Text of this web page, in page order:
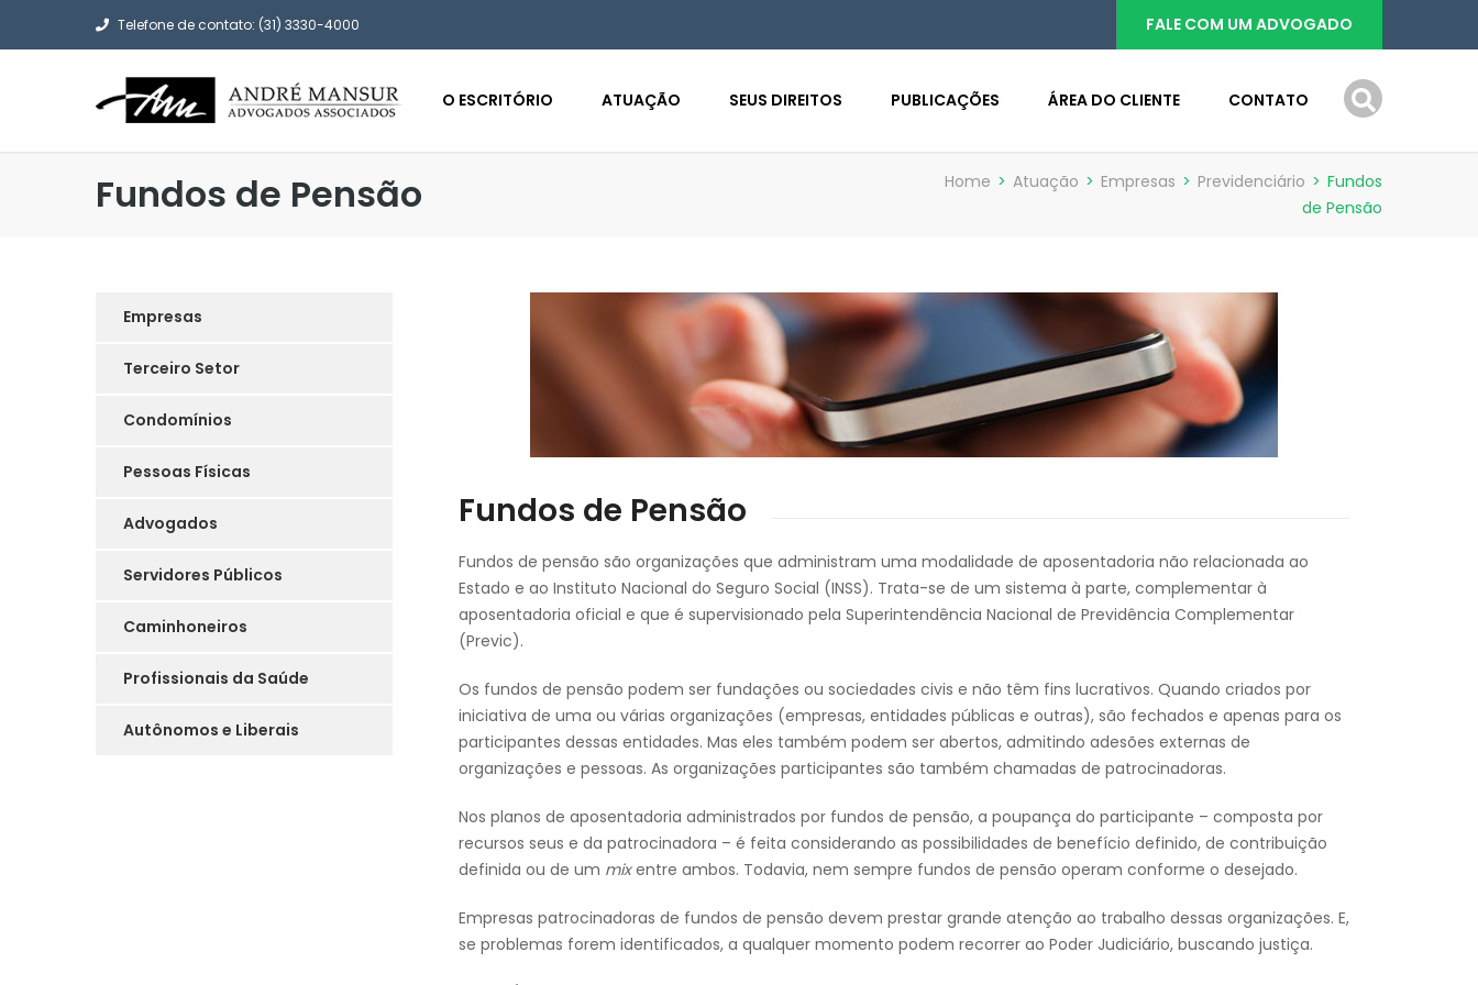
Telefone de contato: (31) 3330-4000 FALE COM UM ADVOGADO
O ESCRITÓRIO ATUAÇÃO SEUS DIREITOS PUBLICAÇÕES ÁREA DO CLIENTE CONTATO
Fundos de Pensão Home > Atuação > Empresas > Previdenciário > Fundos
de Pensão
Fundos de Pensão
Fundos de pensão são organizações que administram uma modalidade de aposentadoria não relacionada ao
Estado e ao Instituto Nacional do Seguro Social (INSS). Trata-se de um sistema à parte, complementar à
aposentadoria oficial e que é supervisionado pela Superintendência Nacional de Previdência Complementar
(Previc).
Os fundos de pensão podem ser fundações ou sociedades civis e não têm fins lucrativos. Quando criados por
iniciativa de uma ou várias organizações (empresas, entidades públicas e outras), são fechados e apenas para os
participantes dessas entidades. Mas eles também podem ser abertos, admitindo adesões externas de
organizações e pessoas. As organizações participantes são também chamadas de patrocinadoras.
Nos planos de aposentadoria administrados por fundos de pensão, a poupança do participante – composta por
recursos seus e da patrocinadora – é feita considerando as possibilidades de benefício definido, de contribuição
definida ou de um mixentre ambos. Todavia, nem sempre fundos de pensão operam conforme o desejado.
Empresas patrocinadoras de fundos de pensão devem prestar grande atenção ao trabalho dessas organizações. E,
se problemas forem identificados, a qualquer momento podem recorrer ao Poder Judiciário, buscando justiça.
Empresas
Terceiro Setor
Condomínios
Pessoas Físicas
Advogados
Servidores Públicos
Caminhoneiros
Profissionais da Saúde
Autônomos e Liberais